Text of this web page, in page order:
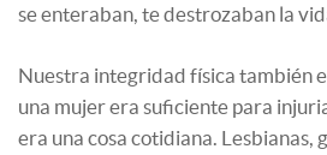
se enteraban, te destrozaban la
Nuestra integridad física también
una mujer era suficiente para
era una cosa cotidiana. Lesbianas,